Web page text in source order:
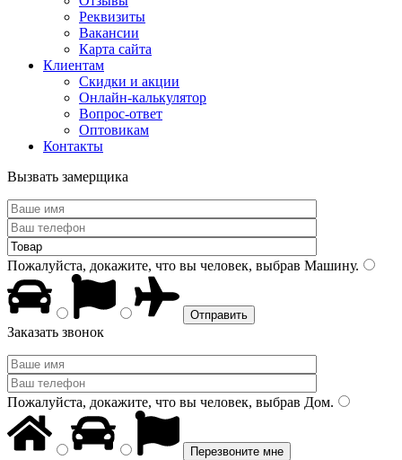
Реквизиты
Вакансии
Карта сайта
Клиентам
Скидки и акции
Онлайн-калькулятор
Вопрос-ответ
Оптовикам
Контакты
Вызвать замерщика
Пожалуйста, докажите, что вы человек, выбрав Машину.
Заказать звонок
Пожалуйста, докажите, что вы человек, выбрав Дом.